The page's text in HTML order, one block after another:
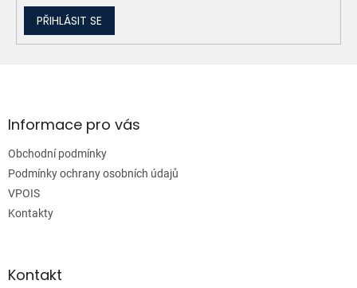
PŘIHLÁSIT SE
aInformace pro vás
Obchodní podmínky
Podmínky ochrany osobních údajů
VPOIS
Kontakty
Kontakt